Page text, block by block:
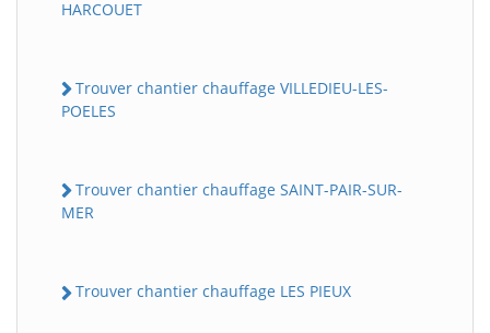
HARCOUET
Trouver chantier chauffage VILLEDIEU-LES-
POELES
Trouver chantier chauffage SAINT-PAIR-SUR-
MER
Trouver chantier chauffage LES PIEUX